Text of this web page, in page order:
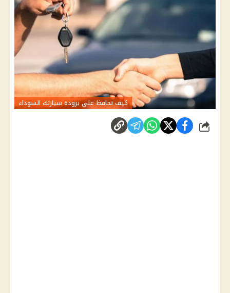
كيف تحافظ على برودة سيارتك السوداء
شارك